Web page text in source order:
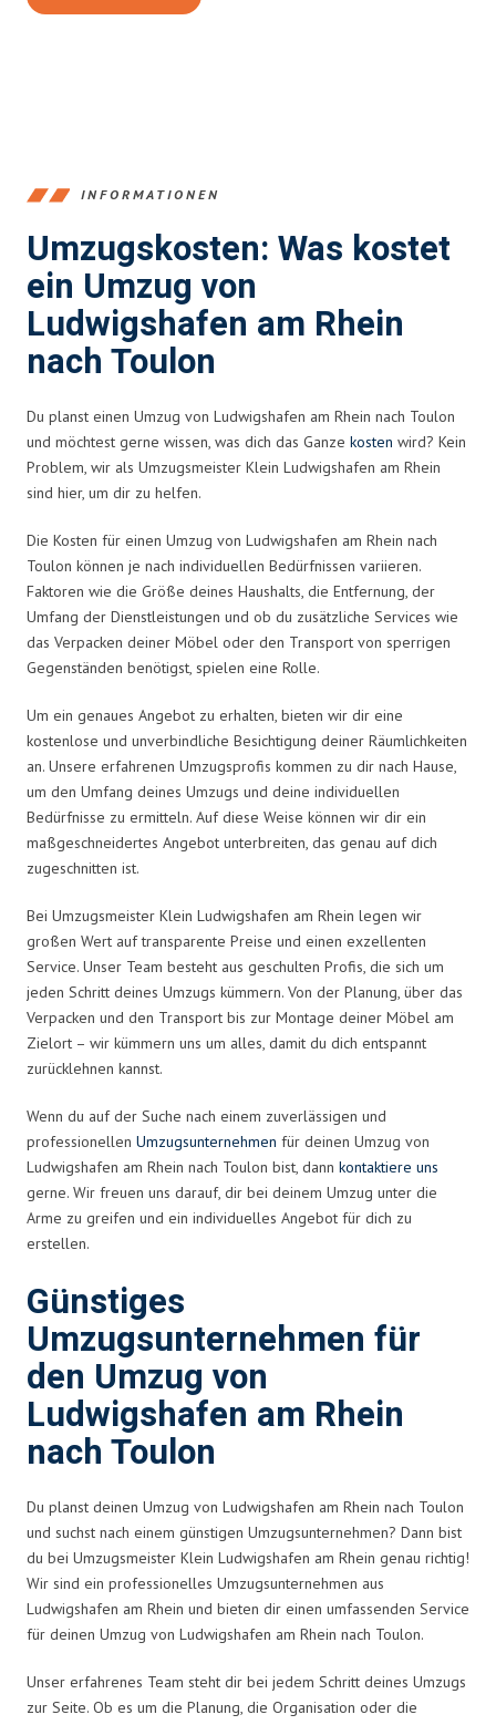
INFORMATIONEN
Umzugskosten: Was kostet
ein Umzug von
Ludwigshafen am Rhein
nach Toulon
Du planst einen Umzug von Ludwigshafen am Rhein nach Toulon
und möchtest gerne wissen, was dich das Ganze kosten wird? Kein
Problem, wir als Umzugsmeister Klein Ludwigshafen am Rhein
sind hier, um dir zu helfen.
Die Kosten für einen Umzug von Ludwigshafen am Rhein nach
Toulon können je nach individuellen Bedürfnissen variieren.
Faktoren wie die Größe deines Haushalts, die Entfernung, der
Umfang der Dienstleistungen und ob du zusätzliche Services wie
das Verpacken deiner Möbel oder den Transport von sperrigen
Gegenständen benötigst, spielen eine Rolle.
Um ein genaues Angebot zu erhalten, bieten wir dir eine
kostenlose und unverbindliche Besichtigung deiner Räumlichkeiten
an. Unsere erfahrenen Umzugsprofis kommen zu dir nach Hause,
um den Umfang deines Umzugs und deine individuellen
Bedürfnisse zu ermitteln. Auf diese Weise können wir dir ein
maßgeschneidertes Angebot unterbreiten, das genau auf dich
zugeschnitten ist.
Bei Umzugsmeister Klein Ludwigshafen am Rhein legen wir
großen Wert auf transparente Preise und einen exzellenten
Service. Unser Team besteht aus geschulten Profis, die sich um
jeden Schritt deines Umzugs kümmern. Von der Planung, über das
Verpacken und den Transport bis zur Montage deiner Möbel am
Zielort – wir kümmern uns um alles, damit du dich entspannt
zurücklehnen kannst.
Wenn du auf der Suche nach einem zuverlässigen und
professionellen Umzugsunternehmen für deinen Umzug von
Ludwigshafen am Rhein nach Toulon bist, dann kontaktiere uns
gerne. Wir freuen uns darauf, dir bei deinem Umzug unter die
Arme zu greifen und ein individuelles Angebot für dich zu
erstellen.
Günstiges
Umzugsunternehmen für
den Umzug von
Ludwigshafen am Rhein
nach Toulon
Du planst deinen Umzug von Ludwigshafen am Rhein nach Toulon
und suchst nach einem günstigen Umzugsunternehmen? Dann bist
du bei Umzugsmeister Klein Ludwigshafen am Rhein genau richtig!
Wir sind ein professionelles Umzugsunternehmen aus
Ludwigshafen am Rhein und bieten dir einen umfassenden Service
für deinen Umzug von Ludwigshafen am Rhein nach Toulon.
Unser erfahrenes Team steht dir bei jedem Schritt deines Umzugs
zur Seite. Ob es um die Planung, die Organisation oder die